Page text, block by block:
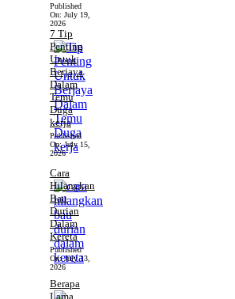
Published
On: July 19,
2026
7 Tip
Penting
Untuk
Berjaya
Dalam
Temu
Duga
kerja
Published
On:July 15,
2026
Cara
Hilangkan
Bau
Durian
Dalam
Kereta
Published
On:July 13,
2026
Berapa
Lama